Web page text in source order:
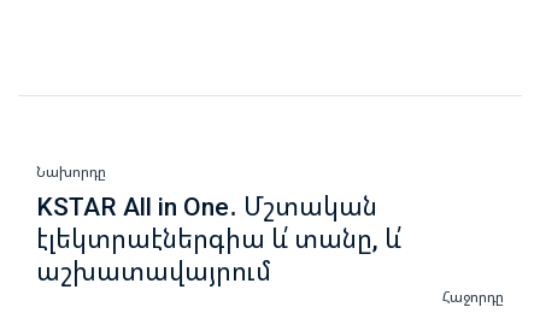
Նախորդը
KSTAR All in One․ Մշտական
էլեկտրաէներգիա և՛ տանը, և՛
աշխատավայրում
Հաջորդը